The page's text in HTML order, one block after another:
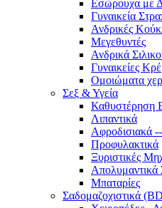
Εσώρουχα με
Γυναικεία
Ανδρικές
Μεγεθυντές
Ανδρικά
Γυναικείες
Ομοιώματα
Σεξ & Υγεία
Καθυστέρηση
Λιπαντικά
Αφροδισιακά --
Προφυλακτικά
Ξυριστικές
Απολυμαντικά
Μπαταρίες
Σαδομαζοχιστικά